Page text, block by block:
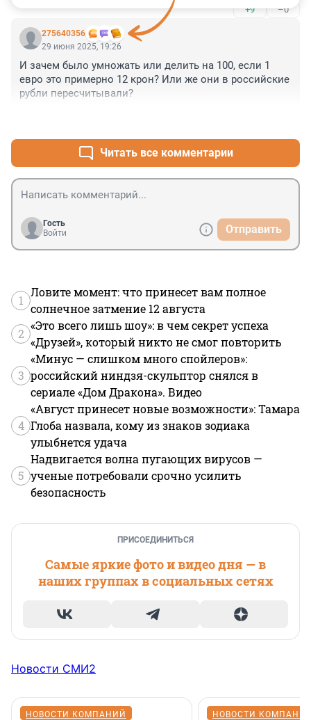
+9 –0
275640356
29 июня 2025, 19:26
И зачем было умножать или делить на 100, если 1
евро это примерно 12 крон? Или же они в российские
рубли пересчитывали?
Читать все комментарии
Гость
Войти
Отправить
1
Ловите момент: что принесет вам полное
солнечное затмение 12 августа
2
«Это всего лишь шоу»: в чем секрет успеха
«Друзей», который никто не смог повторить
3
«Минус — слишком много спойлеров»:
российский ниндзя-скульптор снялся в
сериале «Дом Дракона». Видео
4
«Август принесет новые возможности»: Тамара
Глоба назвала, кому из знаков зодиака
улыбнется удача
5
Надвигается волна пугающих вирусов —
ученые потребовали срочно усилить
безопасность
ПРИСОЕДИНИТЬСЯ
Самые яркие фото и видео дня — в
наших группах в социальных сетях
Новости СМИ2
НОВОСТИ КОМПАНИЙ НОВОСТИ